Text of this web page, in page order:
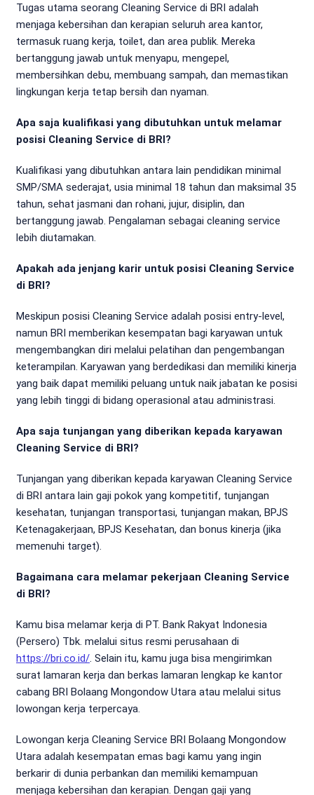
Tugas utama seorang Cleaning Service di BRI adalah
menjaga kebersihan dan kerapian seluruh area kantor,
termasuk ruang kerja, toilet, dan area publik. Mereka
bertanggung jawab untuk menyapu, mengepel,
membersihkan debu, membuang sampah, dan memastikan
lingkungan kerja tetap bersih dan nyaman.
Apa saja kualifikasi yang dibutuhkan untuk melamar
posisi Cleaning Service di BRI?
Kualifikasi yang dibutuhkan antara lain pendidikan minimal
SMP/SMA sederajat, usia minimal 18 tahun dan maksimal 35
tahun, sehat jasmani dan rohani, jujur, disiplin, dan
bertanggung jawab. Pengalaman sebagai cleaning service
lebih diutamakan.
Apakah ada jenjang karir untuk posisi Cleaning Service
di BRI?
Meskipun posisi Cleaning Service adalah posisi entry-level,
namun BRI memberikan kesempatan bagi karyawan untuk
mengembangkan diri melalui pelatihan dan pengembangan
keterampilan. Karyawan yang berdedikasi dan memiliki kinerja
yang baik dapat memiliki peluang untuk naik jabatan ke posisi
yang lebih tinggi di bidang operasional atau administrasi.
Apa saja tunjangan yang diberikan kepada karyawan
Cleaning Service di BRI?
Tunjangan yang diberikan kepada karyawan Cleaning Service
di BRI antara lain gaji pokok yang kompetitif, tunjangan
kesehatan, tunjangan transportasi, tunjangan makan, BPJS
Ketenagakerjaan, BPJS Kesehatan, dan bonus kinerja (jika
memenuhi target).
Bagaimana cara melamar pekerjaan Cleaning Service
di BRI?
Kamu bisa melamar kerja di PT. Bank Rakyat Indonesia
(Persero) Tbk. melalui situs resmi perusahaan di
https://bri.co.id/. Selain itu, kamu juga bisa mengirimkan
surat lamaran kerja dan berkas lamaran lengkap ke kantor
cabang BRI Bolaang Mongondow Utara atau melalui situs
lowongan kerja terpercaya.
Lowongan kerja Cleaning Service BRI Bolaang Mongondow
Utara adalah kesempatan emas bagi kamu yang ingin
berkarir di dunia perbankan dan memiliki kemampuan
menjaga kebersihan dan kerapian. Dengan gaji yang